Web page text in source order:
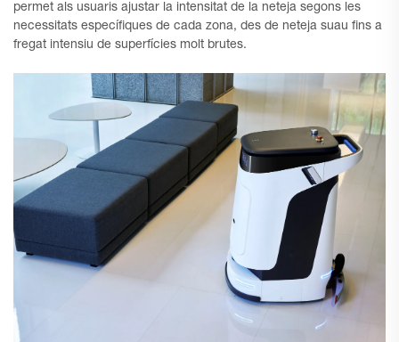
permet als usuaris ajustar la intensitat de la neteja segons les
necessitats específiques de cada zona, des de neteja suau fins a
fregat intensiu de superfícies molt brutes.